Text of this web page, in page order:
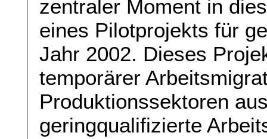
zentraler Moment in
eines Pilotprojekts für
Jahr 2002. Dieses
temporärer
Produktionssektoren
geringqualifizierte